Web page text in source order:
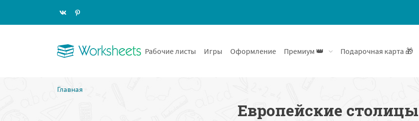
Рабочие листы Игры Оформление Премиум 👑 Подарочная карта 🎁
Главная
Европейские столицы